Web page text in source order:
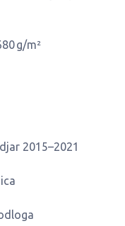
g/m²
2015–2021